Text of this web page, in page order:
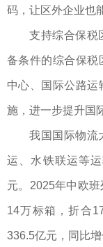
码，让区外企业也
支持综合保税
备条件的综合保税
中心、国际公路运
施，进一步提升国
我国国际物流
运、水铁联运等
元。2025年中欧
14万标箱，折合
336.5亿元，同比